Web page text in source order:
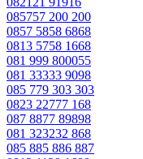
085757 200 200
0857 5858 6868
0813 5758 1668
081 999 800055
081 33333 9098
085 779 303 303
0823 22777 168
087 8877 89898
081 323232 868
085 885 886 887